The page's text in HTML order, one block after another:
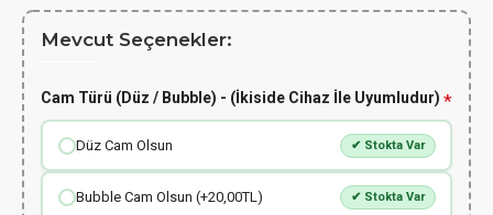
Mevcut Seçenekler:
Cam Türü (Düz / Bubble) - (İkiside Cihaz İle Uyumludur)
Düz Cam Olsun ✔ Stokta Var
Bubble Cam Olsun (+20,00TL) ✔ Stokta Var